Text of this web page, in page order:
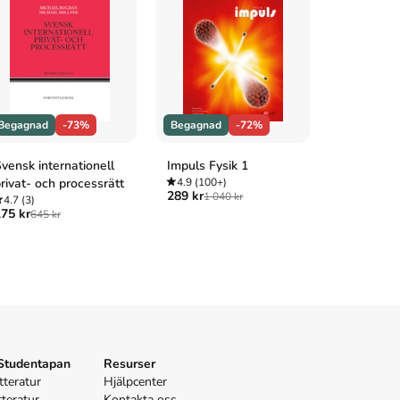
-73%
internationell
och processrätt
4.7(3)
kr645 kr
Begagnad -72%
Impuls Fysik 1
4.9 (100+)
289 kr1 040 kr
Resurser
Hjälpcenter